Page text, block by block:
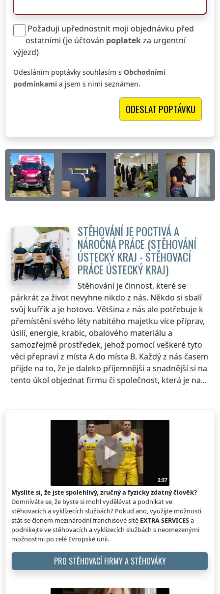
Požaduji upřednostnit moji objednávku před
ostatními (je účtován poplatekza urgentní
výjezd)
Odesláním poptávky souhlasím s Obchodními
podmínkami a jsem s nimi seznámen.
STĚHOVÁNÍ JE POCTIVÁ A
NÁROČNÁ PRÁCE (STĚHOVÁNÍ
ÚSTECKÝ KRAJ - STĚHOVACÍ
PRÁCE ÚSTECKÝ KRAJ)
Stěhování je činnost, které se
párkrát za život nevyhne nikdo z nás. Někdo si sbalí
svůj kufřík a je hotovo. Většina z nás ale potřebuje k
přemístění svého léty nabitého majetku více příprav,
úsilí, energie, krabic, obalového materiálu a
samozřejmě prostředek, jehož pomocí veškeré tyto
věci přepraví z místa A do místa B. Každý z nás časem
přijde na to, že je daleko příjemnější a snadnější si na
tento úkol objednat firmu či společnost, která je na...
Myslíte si, že jste spolehlivý, zručný a fyzicky zdatný člověk?
Domníváte se, že byste si mohl vydělávat a podnikat ve
stěhovacích a vyklízecích službách? Pokud ano, využijte možnosti
stát se členem mezinárodní franchisové sítě EXTRA SERVICESa
podnikejte ve stěhovacích a vyklízecích službách s neomezenými
možnostmi po celé Evropské unii.
PRO STĚHOVACÍ FIRMY A STĚHOVÁKY